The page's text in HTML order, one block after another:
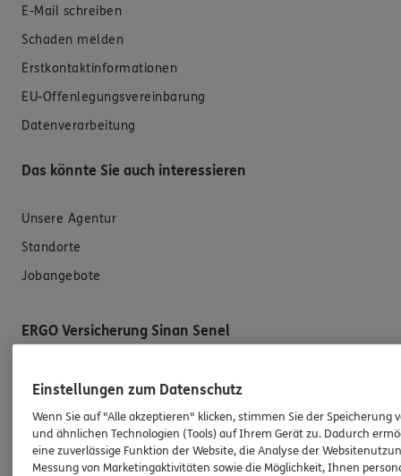
E-Mail schreiben
Schaden melden
Erstkontaktinformationen
EU-Offenlegungsvereinbarung
Datenverarbeitung
Das könnte Sie auch interessieren
Unsere Agentur
Standorte
Jobangebote
ERGO Versicherung Sinan Senel
Subdirektion
Landsberger Str. 457
81241 München
Tel: 089/88998284
Einstellungen zum Datenschutz
Wenn Sie auf "Alle akzeptieren" klicken, stimmen Sie der Speicherung
und ähnlichen Technologien (Tools) auf Ihrem Gerät zu. Dadurch
eine zuverlässige Funktion der Website, die Analyse der
Messung von Marketingaktivitäten sowie die Möglichkeit, Ihnen